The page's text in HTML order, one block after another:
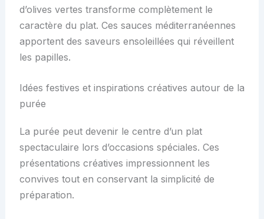
d’olives vertes transforme complètement le
caractère du plat. Ces sauces méditerranéennes
apportent des saveurs ensoleillées qui réveillent
les papilles.
Idées festives et inspirations créatives autour de la
purée
La purée peut devenir le centre d’un plat
spectaculaire lors d’occasions spéciales. Ces
présentations créatives impressionnent les
convives tout en conservant la simplicité de
préparation.